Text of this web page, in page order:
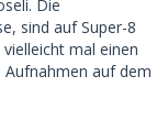
Die
sind auf Super-8
mal einen
auf dem